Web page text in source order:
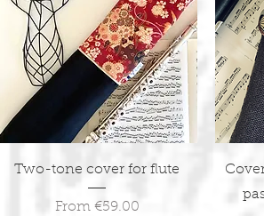
Quick View
Two-tone cover for flute
From €59.00
Sale Price